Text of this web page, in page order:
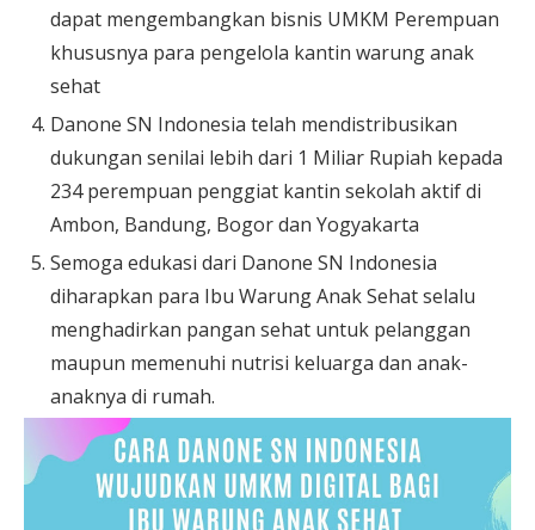
dapat mengembangkan bisnis UMKM Perempuan
khususnya para pengelola kantin warung anak
sehat
Danone SN Indonesia telah mendistribusikan
dukungan senilai lebih dari 1 Miliar Rupiah kepada
234 perempuan penggiat kantin sekolah aktif di
Ambon, Bandung, Bogor dan Yogyakarta
Semoga edukasi dari Danone SN Indonesia
diharapkan para Ibu Warung Anak Sehat selalu
menghadirkan pangan sehat untuk pelanggan
maupun memenuhi nutrisi keluarga dan anak-
anaknya di rumah.